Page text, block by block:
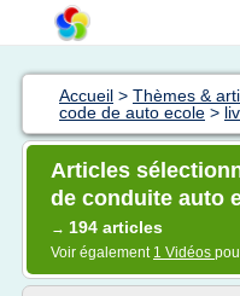
Accueil > Thèmes &
code de auto ecole >
Articles
de conduite auto
→ 194 articles
Voir également 1 Vidéos